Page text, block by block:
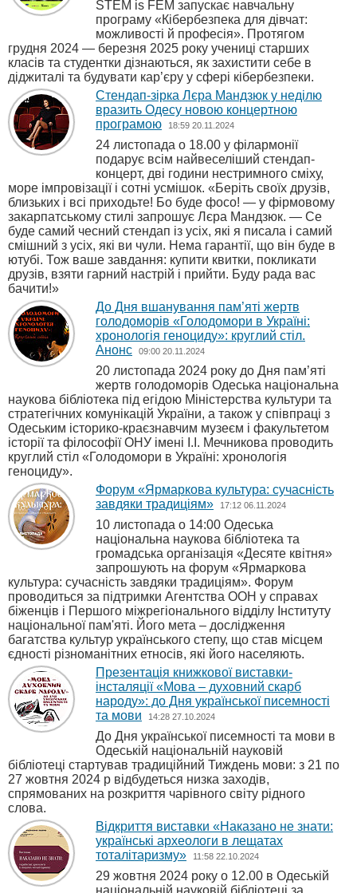
STEM is FEM запускає навчальну
програму «Кібербезпека для дівчат:
можливості й професія». Протягом
грудня 2024 — березня 2025 року учениці старших
класів та студентки дізнаються, як захистити себе в
діджиталі та будувати кар’єру у сфері кібербезпеки.
Стендап-зірка Лєра Мандзюк у неділю
вразить Одесу новою концертною
програмою
18:59 20.11.2024
24 листопада о 18.00 у філармонії
подарує всім найвеселіший стендап-
концерт, дві години нестримного сміху,
море імпровізації і сотні усмішок. «Беріть своїх друзів,
близьких і всі приходьте! Бо буде фосо! — у фірмовому
закарпатському стилі запрошує Лєра Мандзюк. — Се
буде самий чесний стендап із усіх, які я писала і самий
смішний з усіх, які ви чули. Нема гарантії, що він буде в
ютубі. Тож ваше завдання: купити квитки, покликати
друзів, взяти гарний настрій і прийти. Буду рада вас
бачити!»
До Дня вшанування пам’яті жертв
голодоморів «Голодомори в Україні:
хронологія геноциду»: круглий стіл.
Анонс
09:00 20.11.2024
20 листопада 2024 року до Дня пам’яті
жертв голодоморів Одеська національна
наукова бібліотека під егідою Міністерства культури та
стратегічних комунікацій України, а також у співпраці з
Одеським історико-краєзнавчим музеєм і факультетом
історії та філософії ОНУ імені І.І. Мечникова проводить
круглий стіл «Голодомори в Україні: хронологія
геноциду».
Форум «Ярмаркова культура: сучасність
завдяки традиціям»
17:12 06.11.2024
10 листопада о 14:00 Одеська
національна наукова бібліотека та
громадська організація «Десяте квітня»
запрошують на форум «Ярмаркова
культура: сучасність завдяки традиціям». Форум
проводиться за підтримки Агентства ООН у справах
біженців і Першого міжрегіонального відділу Інституту
національної пам'яті. Його мета – дослідження
багатства культур українського степу, що став місцем
єдності різноманітних етносів, які його населяють.
Презентація книжкової виставки-
інсталяції «Мова – духовний скарб
народу»: до Дня української писемності
та мови
14:28 27.10.2024
До Дня української писемності та мови в
Одеській національній науковій
бібліотеці стартував традиційний Тиждень мови: з 21 по
27 жовтня 2024 р відбудеться низка заходів,
спрямованих на розкриття чарівного світу рідного
слова.
Відкриття виставки «Наказано не знати:
українські археологи в лещатах
тоталітаризму»
11:58 22.10.2024
29 жовтня 2024 року о 12.00 в Одеській
національній науковій бібліотеці за